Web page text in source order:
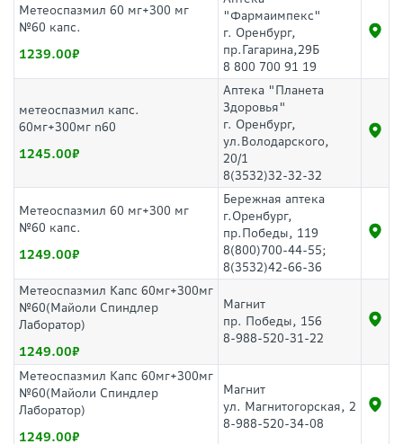
Метеоспазмил 60 мг+300 мг
№60 капс.
1239.00
"Фармаимпекс"
г. Оренбург,
пр.Гагарина,29Б
8 800 700 91 19
метеоспазмил капс.
60мг+300мг n60
1245.00
Аптека "Планета
Здоровья"
г. Оренбург,
ул.Володарского,
20/1
8(3532)32-32-32
Метеоспазмил 60 мг+300 мг
№60 капс.
1249.00
Бережная аптека
г.Оренбург,
пр.Победы, 119
8(800)700-44-55;
8(3532)42-66-36
Метеоспазмил Капс 60мг+300мг
№60(Майоли Спиндлер
Лаборатор)
1249.00
Магнит
пр. Победы, 156
8-988-520-31-22
Метеоспазмил Капс 60мг+300мг
№60(Майоли Спиндлер
Лаборатор)
1249.00
Магнит
ул. Магнитогорская, 2
8-988-520-34-08